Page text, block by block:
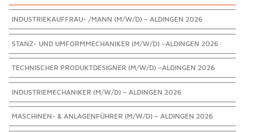
INDUSTRIEKAUFFRAU- /MANN (M/W/D) – ALDINGEN 2026
STANZ- UND UMFORMMECHANIKER (M/W/D) –ALDINGEN 2026
TECHNISCHER PRODUKTDESIGNER (M/W/D) –ALDINGEN 2026
INDUSTRIEMECHANIKER (M/W/D) – ALDINGEN 2026
MASCHINEN- & ANLAGENFÜHRER (M/W/D) – ALDINGEN 2026